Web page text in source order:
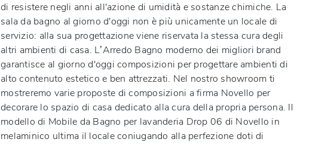
di resistere negli anni all'azione di umidità e sostanze chimiche. La
sala da bagno al giorno d'oggi non è più unicamente un locale di
servizio: alla sua progettazione viene riservata la stessa cura degli
altri ambienti di casa. L’Arredo Bagno moderno dei migliori brand
garantisce al giorno d'oggi composizioni per progettare ambienti di
alto contenuto estetico e ben attrezzati. Nel nostro showroom ti
mostreremo varie proposte di composizioni a firma Novello per
decorare lo spazio di casa dedicato alla cura della propria persona. Il
modello di Mobile da Bagno per lavanderia Drop 06 di Novello in
melaminico ultima il locale coniugando alla perfezione doti di